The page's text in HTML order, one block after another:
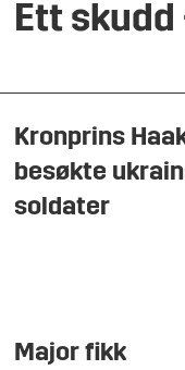
Ett skudd
Kronprins
besøkte
soldater
Major fikk